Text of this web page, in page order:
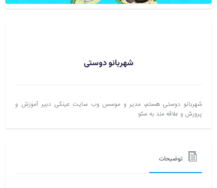
شهربانو دوستی
شهربانو دوستی هستم، مدیر و موسس وب سایت عینکی دبیر آموزش و
پرورش و علاقه مند به سئو
توضیحات